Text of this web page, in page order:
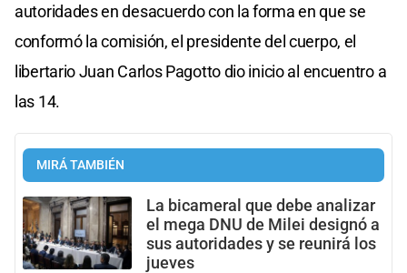
autoridades en desacuerdo con la forma en que se
conformó la comisión, el presidente del cuerpo, el
libertario Juan Carlos Pagotto dio inicio al encuentro a
las 14.
MIRÁ TAMBIÉN
La bicameral que debe analizar
el mega DNU de Milei designó a
sus autoridades y se reunirá los
jueves